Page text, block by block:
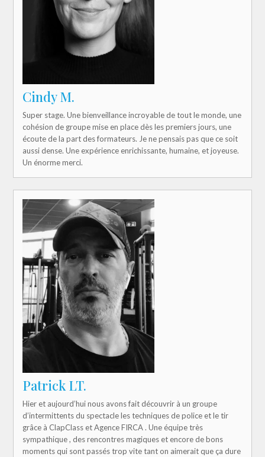
Cindy M.
Super stage. Une bienveillance incroyable de tout le monde, une
cohésion de groupe mise en place dès les premiers jours, une
écoute de la part des formateurs. Je ne pensais pas que ce soit
aussi dense. Une expérience enrichissante, humaine, et joyeuse.
Un énorme merci.
Patrick LT.
Hier et aujourd’hui nous avons fait découvrir à un groupe
d’intermittents du spectacle les techniques de police et le tir
grâce à ClapClass et Agence FIRCA . Une équipe très
sympathique , des rencontres magiques et encore de bons
moments qui sont passés trop vite tant on aimerait que ça dure